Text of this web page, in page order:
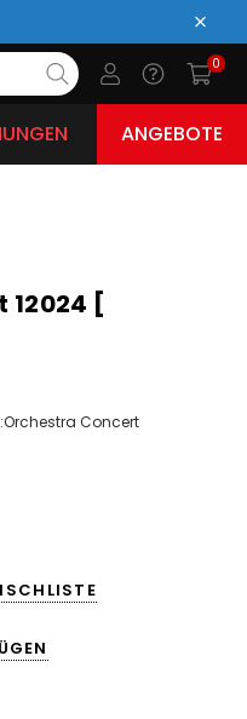
0
ANGEBOTE
12024 [
Concert